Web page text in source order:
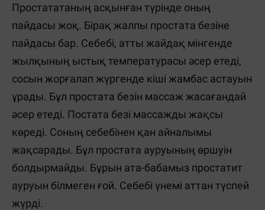
Простататаның асқынған түрінде оның
пайдасы жоқ. Бірақ жалпы простата безіне
пайдасы бар. Себебі, атты жайдақ мінгенде
жылқының ыстық температурасы әсер етеді,
сосын жорғалап жүргенде кіші жамбас астауын
ұрады. Бұл простата безін массаж жасағандай
әсер етеді. Постата безі массажды жақсы
көреді. Соның себебінен қан айналымы
жақсарады. Бұл простата ауруының өршуін
болдырмайды. Бұрын ата-бабамыз простатит
ауруын білмеген ғой. Себебі үнемі аттан түспей
жүрді.